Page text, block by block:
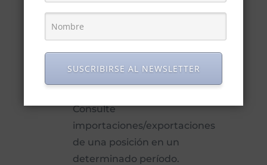
arancelarias.
Consultas Tesys
Consulte
importaciones/exportaciones
de una posición en un
determinado período.
SUSCRIBIRSE AL NEWSLETTER